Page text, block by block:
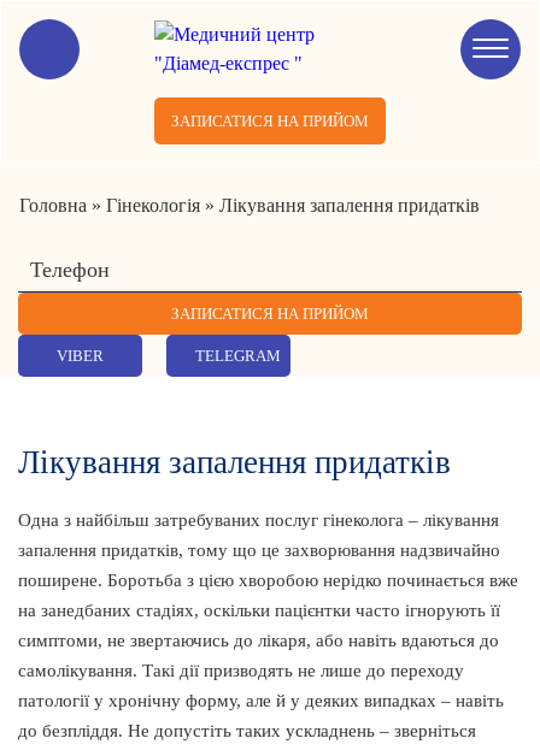
ЗАПИСАТИСЯ НА ПРИЙОМ
Головна » Гінекологія » Лікування запалення придатків
VIBER TELEGRAM
Лікування запалення придатків
Одна з найбільш затребуваних послуг гінеколога – лікування
запалення придатків, тому що це захворювання надзвичайно
поширене. Боротьба з цією хворобою нерідко починається вже
на занедбаних стадіях, оскільки пацієнтки часто ігнорують її
симптоми, не звертаючись до лікаря, або навіть вдаються до
самолікування. Такі дії призводять не лише до переходу
патології у хронічну форму, але й у деяких випадках – навіть
до безпліддя. Не допустіть таких ускладнень – зверніться